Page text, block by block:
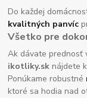
Do každej
kvalitných panvíc
Všetko pre
Ak dávate prednosť
ikotliky.sk nájdete
Ponúkame robustné
ktoré sa hodia nad